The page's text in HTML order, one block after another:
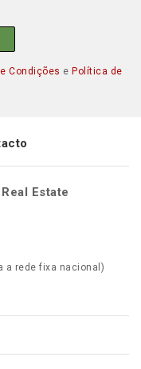
Condições e Política de
Estate
a rede fixa nacional)